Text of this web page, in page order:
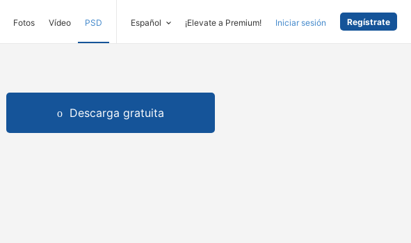
Fotos Vídeo PSD Español ¡Elevate a Premium! Iniciar sesión Regístrate
Descarga gratuita